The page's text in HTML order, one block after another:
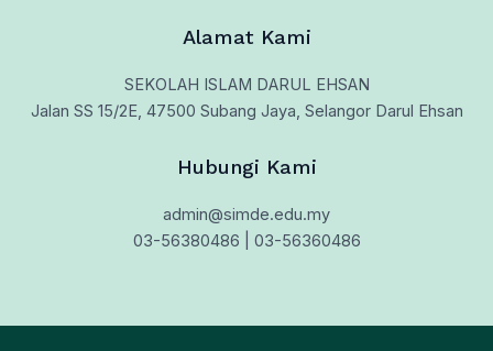
Alamat Kami
SEKOLAH ISLAM DARUL EHSAN
Jalan SS 15/2E, 47500 Subang Jaya, Selangor Darul Ehsan
Hubungi Kami
admin@simde.edu.my
03-56380486 | 03-56360486